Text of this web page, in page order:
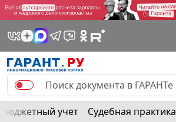
Бюджетный учет Судебная практика